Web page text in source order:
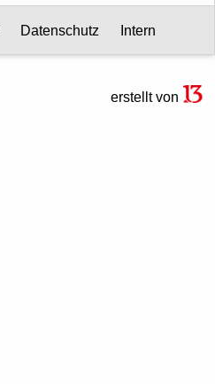
Datenschutz Intern
erstellt von